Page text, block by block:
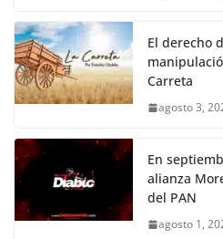
El derecho
Carreta
agosto 3,
En
alianza
del PAN
agosto 1,